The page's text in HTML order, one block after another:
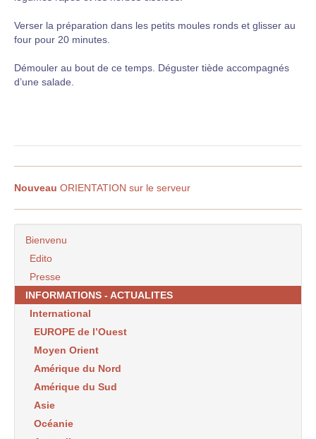
Verser la préparation dans les petits moules ronds et glisser au
four pour 20 minutes.
Démouler au bout de ce temps. Déguster tiède accompagnés
d’une salade.
Nouveau ORIENTATION sur le serveur
Bienvenu
Edito
Presse
INFORMATIONS - ACTUALITES
International
EUROPE de l’Ouest
Moyen Orient
Amérique du Nord
Amérique du Sud
Asie
Océanie